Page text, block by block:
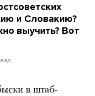
и Словакию?
выучить? Вот
в штаб-